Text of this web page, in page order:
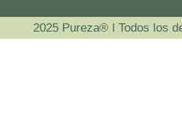
2025 Pureza® l Todos los